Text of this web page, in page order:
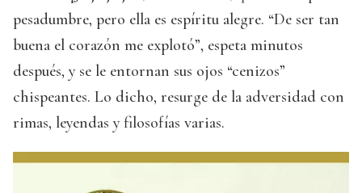
pesadumbre, pero ella es espíritu alegre. “De ser tan
buena el corazón me explotó”, espeta minutos
después, y se le entornan sus ojos “cenizos”
chispeantes. Lo dicho, resurge de la adversidad con
rimas, leyendas y filosofías varias.